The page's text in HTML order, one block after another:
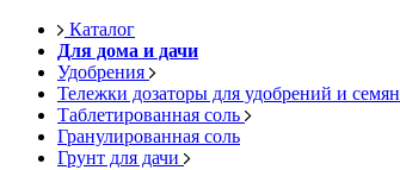
Каталог
Для дома и дачи
Удобрения
Тележки дозаторы для удобрений и семян
Таблетированная соль
Гранулированная соль
Грунт для дачи